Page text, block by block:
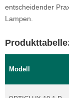
entscheidender
Lampen.
Modell